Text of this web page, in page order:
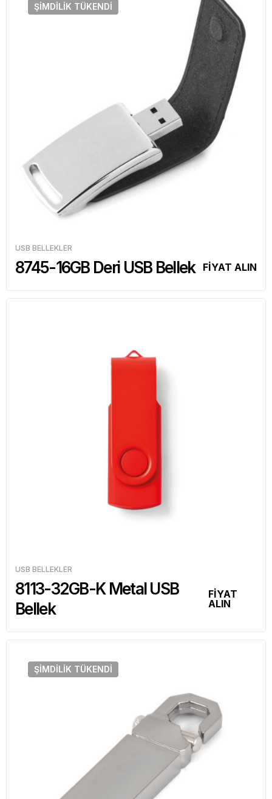
ŞIMDILIK TÜKENDI
USB BELLEKLER
8745-16GB Deri USB Bellek FİYAT ALIN
USB BELLEKLER
8113-32GB-K Metal USB
Bellek
FİYAT
ALIN
ŞIMDILIK TÜKENDI